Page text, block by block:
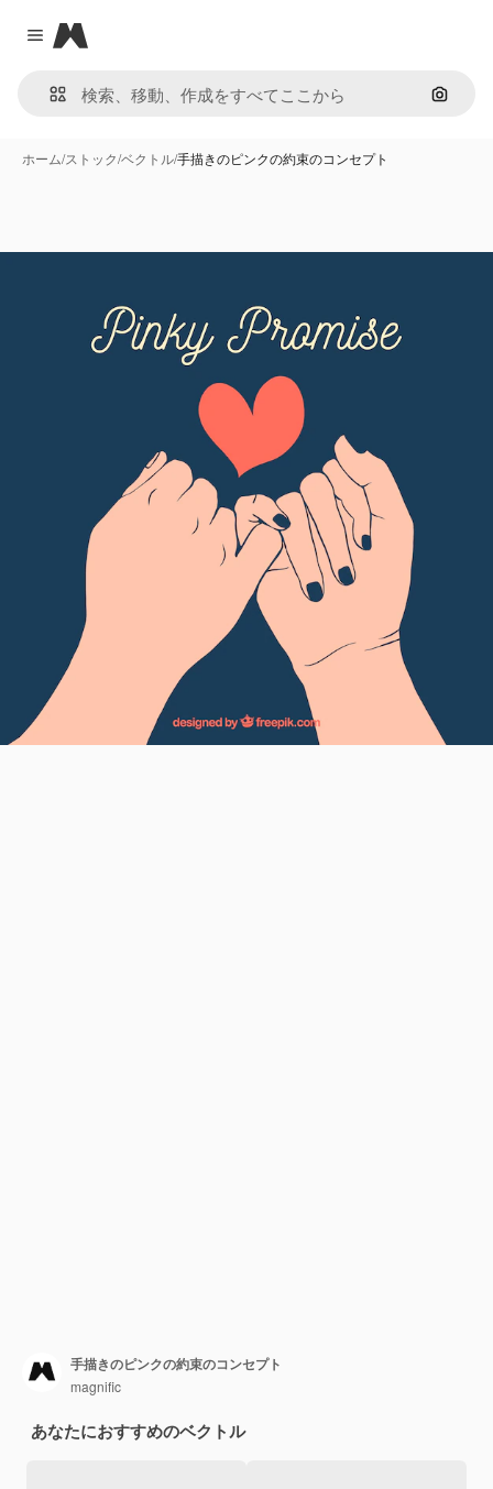
Close menu
Magnific
画像で
ホーム/ストック/ベクトル/手描きのピンクの約束のコンセプト
手描きのピンクの約束のコンセプト
magnific
あなたにおすすめのベクトル